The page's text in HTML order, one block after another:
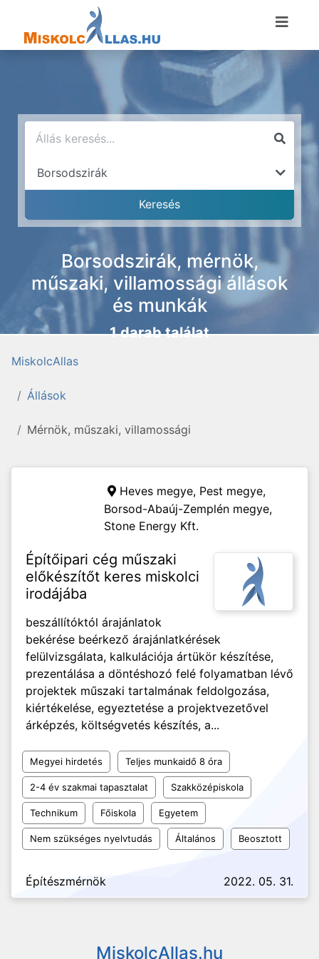
Borsodszirák, mérnök,
műszaki, villamossági állások
és munkák
1 darab találat
MiskolcAllas
Állások
Mérnök, műszaki, villamossági
Heves megye, Pest megye,
Borsod-Abaúj-Zemplén megye,
Stone Energy Kft.
Építőipari cég műszaki
előkészítőt keres miskolci
irodájába
beszállítóktól árajánlatok
bekérése beérkező árajánlatkérések
felülvizsgálata, kalkulációja ártükör készítése,
prezentálása a döntéshozó felé folyamatban lévő
projektek műszaki tartalmának feldolgozása,
kiértékelése, egyeztetése a projektvezetővel
árképzés, költségvetés készítés, a...
Megyei hirdetés Teljes munkaidő 8 óra
2-4 év szakmai tapasztalat Szakközépiskola
Technikum Főiskola Egyetem
Nem szükséges nyelvtudás Általános Beosztott
Építészmérnök 2022. 05. 31.
MiskolcAllas.hu